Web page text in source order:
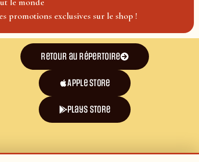
promotions exclusives sur le shop !
Retour au répertoire
Apple Store
plays store